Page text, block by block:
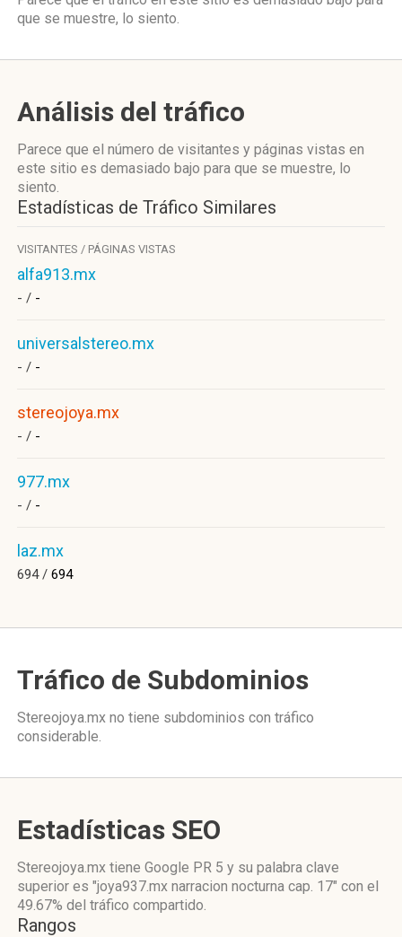
que se muestre, lo siento.
Análisis del tráfico
Parece que el número de visitantes y páginas vistas en
este sitio es demasiado bajo para que se muestre, lo
siento.
Estadísticas de Tráfico Similares
VISITANTES / PÁGINAS VISTAS
alfa913.mx
- / -
universalstereo.mx
- / -
stereojoya.mx
- / -
977.mx
- / -
laz.mx
694 / 694
Tráfico de Subdominios
Stereojoya.mx no tiene subdominios con tráfico
considerable.
Estadísticas SEO
Stereojoya.mx tiene Google PR 5 y su palabra clave
superior es "joya937.mx narracion nocturna cap. 17" con el
49.67% del tráfico compartido.
Rangos